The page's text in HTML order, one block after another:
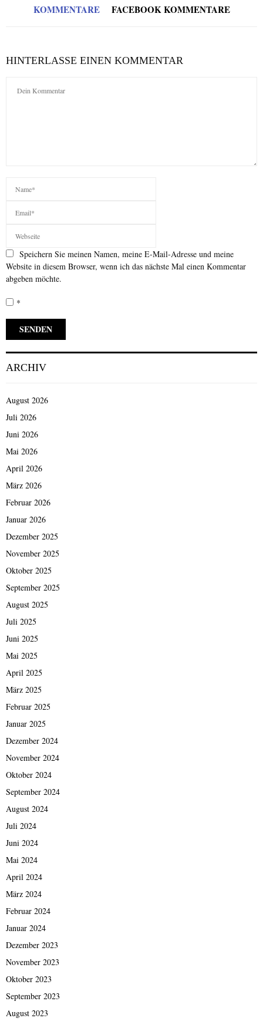
KOMMENTARE FACEBOOK KOMMENTARE
HINTERLASSE EINEN KOMMENTAR
Speichern Sie meinen Namen, meine E-Mail-Adresse und meine
Website in diesem Browser, wenn ich das nächste Mal einen Kommentar
abgeben möchte.
*
ARCHIV
August 2026
Juli 2026
Juni 2026
Mai 2026
April 2026
März 2026
Februar 2026
Januar 2026
Dezember 2025
November 2025
Oktober 2025
September 2025
August 2025
Juli 2025
Juni 2025
Mai 2025
April 2025
März 2025
Februar 2025
Januar 2025
Dezember 2024
November 2024
Oktober 2024
September 2024
August 2024
Juli 2024
Juni 2024
Mai 2024
April 2024
März 2024
Februar 2024
Januar 2024
Dezember 2023
November 2023
Oktober 2023
September 2023
August 2023